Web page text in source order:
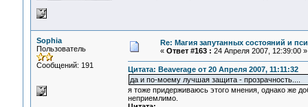
Sophia
Пользователь
Сообщений: 191
Re: Магия запутанных состояний и
« Ответ #163 : 24 Апреля 2007, 12:39:00 »
Цитата: Beaverage от 20 Апреля 2007, 11:11:32
да и по-моему лучшая защита - прозрачность....
я тоже придерживаюсь этого мнения, однако же
неприемлимо.